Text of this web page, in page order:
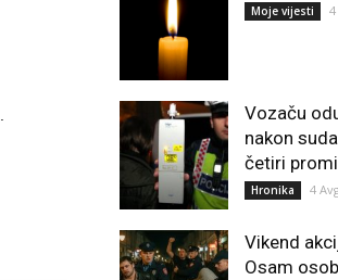
Moje vijesti
Vozaču
nakon
četiri
Hronika 4
Vikend
Osam